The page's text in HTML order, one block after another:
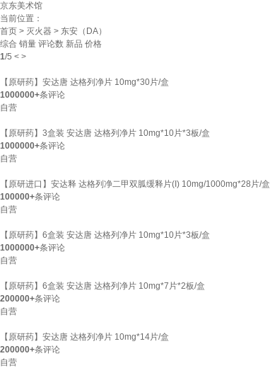
京东美术馆
当前位置：
首页 > 灭火器 > 东安（DA）
综合 销量 评论数 新品 价格
1/5 < >
【原研药】安达唐 达格列净片 10mg*30片/盒
1000000+条评论
自营
【原研药】3盒装 安达唐 达格列净片 10mg*10片*3板/盒
1000000+条评论
自营
【原研进口】安达释 达格列净二甲双胍缓释片(I) 10mg/1000mg*28片/盒
100000+条评论
自营
【原研药】6盒装 安达唐 达格列净片 10mg*10片*3板/盒
1000000+条评论
自营
【原研药】6盒装 安达唐 达格列净片 10mg*7片*2板/盒
200000+条评论
自营
【原研药】安达唐 达格列净片 10mg*14片/盒
200000+条评论
自营